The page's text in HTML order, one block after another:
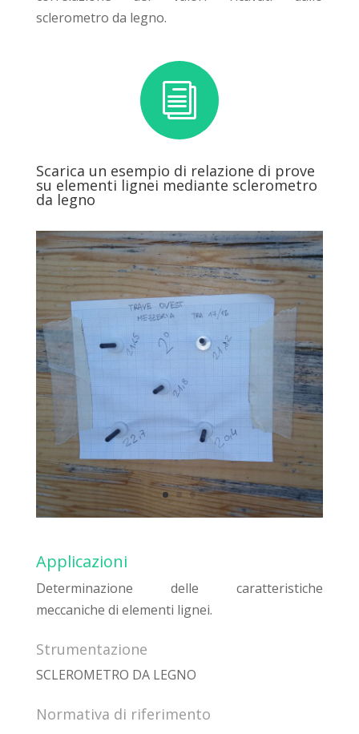
sclerometro da legno.
i
Scarica un esempio di relazione di prove
su elementi lignei mediante sclerometro
da legno
Applicazioni
Determinazione delle caratteristiche
meccaniche di elementi lignei.
Strumentazione
SCLEROMETRO DA LEGNO
Normativa di riferimento